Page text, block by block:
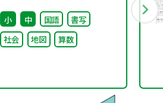
vol.74 2025年1月発行
小 中 国語
書写
社会
地図 算数